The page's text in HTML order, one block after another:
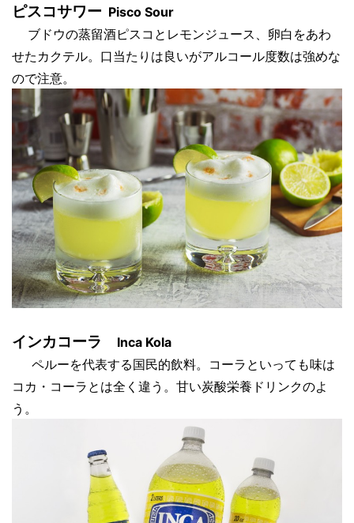
ピスコサワー Pisco Sour
ブドウの蒸留酒ピスコとレモンジュース、卵白をあわ
せたカクテル。口当たりは良いがアルコール度数は強めな
ので注意。
インカコーラ
Inca Kola
ペルーを代表する国民的飲料。コーラといっても味は
コカ・コーラとは全く違う。甘い炭酸栄養ドリンクのよ
う。